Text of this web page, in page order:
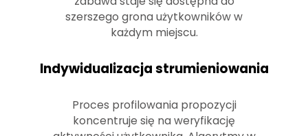
szerszego grona użytkowników w
każdym miejscu.
Indywidualizacja strumieniowania
Proces profilowania propozycji
koncentruje się na weryfikację